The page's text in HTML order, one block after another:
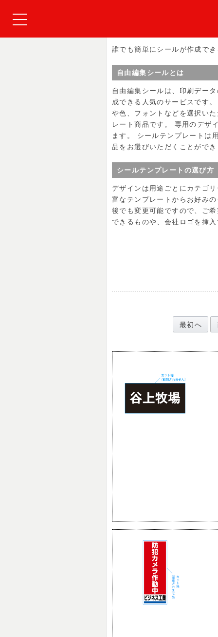
誰でも簡単にシールが作成で
自由編集シールとは
自由編集シールは、印刷デー
成できる人気のサービスです
や色、フォントなどを選択い
レート商品です。 専用のデザ
ます。 シールテンプレートは
品をお選びいただくことがで
シールテンプレートの選び方
デザインは用途ごとにカテゴ
富なテンプレートからお好み
後でも変更可能ですので、ご
できるものや、会社ロゴを挿
最初へ